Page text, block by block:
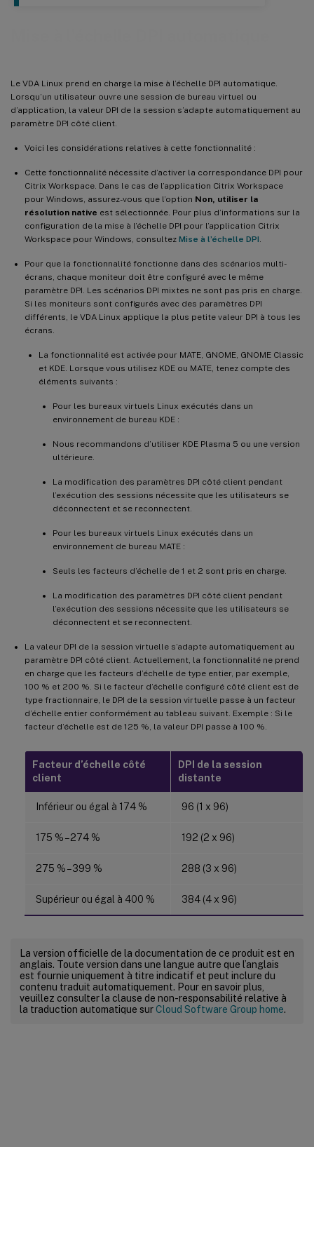
Le VDA Linux prend en charge la mise à l’échelle DPI automatique.
Lorsqu’un utilisateur ouvre une session de bureau virtuel ou
d’application, la valeur DPI de la session s’adapte automatiquement au
paramètre DPI côté client.
Voici les considérations relatives à cette fonctionnalité :
Cette fonctionnalité nécessite d’activer la correspondance DPI pour
Citrix Workspace. Dans le cas de l’application Citrix Workspace
pour Windows, assurez-vous que l’option Non, utiliser la
résolution native est sélectionnée. Pour plus d’informations sur la
configuration de la mise à l’échelle DPI pour l’application Citrix
Workspace pour Windows, consultez Mise à l’échelle DPI
Pour que la fonctionnalité fonctionne dans des scénarios multi-
écrans, chaque moniteur doit être configuré avec le même
paramètre DPI. Les scénarios DPI mixtes ne sont pas pris en charge.
Si les moniteurs sont configurés avec des paramètres DPI
différents, le VDA Linux applique la plus petite valeur DPI à tous les
écrans.
La fonctionnalité est activée pour MATE, GNOME, GNOME Classic
et KDE. Lorsque vous utilisez KDE ou MATE, tenez compte des
éléments suivants :
Pour les bureaux virtuels Linux exécutés dans un
environnement de bureau KDE :
Nous recommandons d’utiliser KDE Plasma 5 ou une version
ultérieure.
La modification des paramètres DPI côté client pendant
l’exécution des sessions nécessite que les utilisateurs se
déconnectent et se reconnectent.
Pour les bureaux virtuels Linux exécutés dans un
environnement de bureau MATE :
Seuls les facteurs d’échelle de 1 et 2 sont pris en charge.
La modification des paramètres DPI côté client pendant
l’exécution des sessions nécessite que les utilisateurs se
déconnectent et se reconnectent.
La valeur DPI de la session virtuelle s’adapte automatiquement au
paramètre DPI côté client. Actuellement, la fonctionnalité ne prend
en charge que les facteurs d’échelle de type entier, par exemple,
100 % et 200 %. Si le facteur d’échelle configuré côté client est de
type fractionnaire, le DPI de la session virtuelle passe à un facteur
d’échelle entier conformément au tableau suivant. Exemple : Si le
facteur d’échelle est de 125 %, la valeur DPI passe à 100 %.
Facteur d’échelle côté
client
DPI de la session
distante
Inférieur ou égal à 174 % 96 (1 x 96)
175 % – 274 % 192 (2 x 96)
275 % – 399 % 288 (3 x 96)
Supérieur ou égal à 400 % 384 (4 x 96)
La version officielle de la documentation de ce produit est en
anglais. Toute version dans une langue autre que l’anglais
est fournie uniquement à titre indicatif et peut inclure du
contenu traduit automatiquement. Pour en savoir plus,
veuillez consulter la clause de non-responsabilité relative à
la traduction automatique surCloud Software Group home.